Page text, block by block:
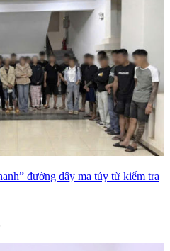
đường dây ma túy từ kiểm tra